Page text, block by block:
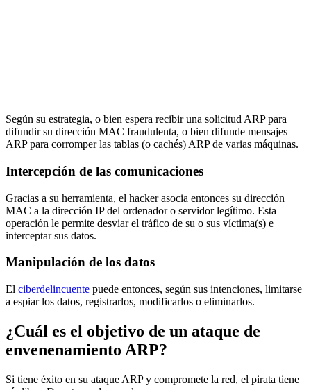
Según su estrategia, o bien espera recibir una solicitud ARP para
difundir su dirección MAC fraudulenta, o bien difunde mensajes
ARP para corromper las tablas (o cachés) ARP de varias máquinas.
Intercepción de las comunicaciones
Gracias a su herramienta, el hacker asocia entonces su dirección
MAC a la dirección IP del ordenador o servidor legítimo. Esta
operación le permite desviar el tráfico de su o sus víctima(s) e
interceptar sus datos.
Manipulación de los datos
El ciberdelincuente puede entonces, según sus intenciones, limitarse
a espiar los datos, registrarlos, modificarlos o eliminarlos.
¿Cuál es el objetivo de un ataque de
envenenamiento ARP?
Si tiene éxito en su ataque ARP y compromete la red, el pirata tiene